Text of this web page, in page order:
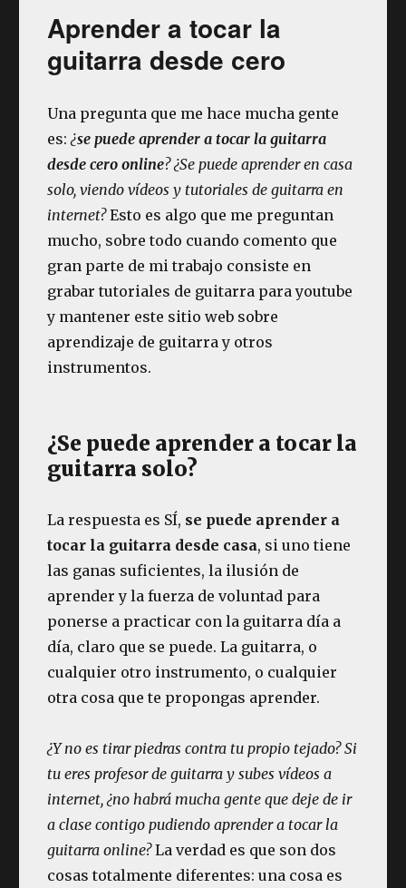
Aprender a tocar la
guitarra desde cero
Una pregunta que me hace mucha gente
es:¿se puede aprender a tocar la guitarra
desde cero online? ¿Se puede aprender en casa
solo, viendo vídeos y tutoriales de guitarra en
internet?Esto es algo que me preguntan
mucho, sobre todo cuando comento que
gran parte de mi trabajo consiste en
grabar tutoriales de guitarra para youtube
y mantener este sitio web sobre
aprendizaje de guitarra y otros
instrumentos.
¿Se puede aprender a tocar la
guitarra solo?
La respuesta es SÍ, se puede aprender a
tocar la guitarra desde casa, si uno tiene
las ganas suficientes, la ilusión de
aprender y la fuerza de voluntad para
ponerse a practicar con la guitarra día a
día, claro que se puede. La guitarra, o
cualquier otro instrumento, o cualquier
otra cosa que te propongas aprender.
¿Y no es tirar piedras contra tu propio tejado? Si
tu eres profesor de guitarra y subes vídeos a
internet, ¿no habrá mucha gente que deje de ir
a clase contigo pudiendo aprender a tocar la
guitarra online?La verdad es que son dos
cosas totalmente diferentes: una cosa es